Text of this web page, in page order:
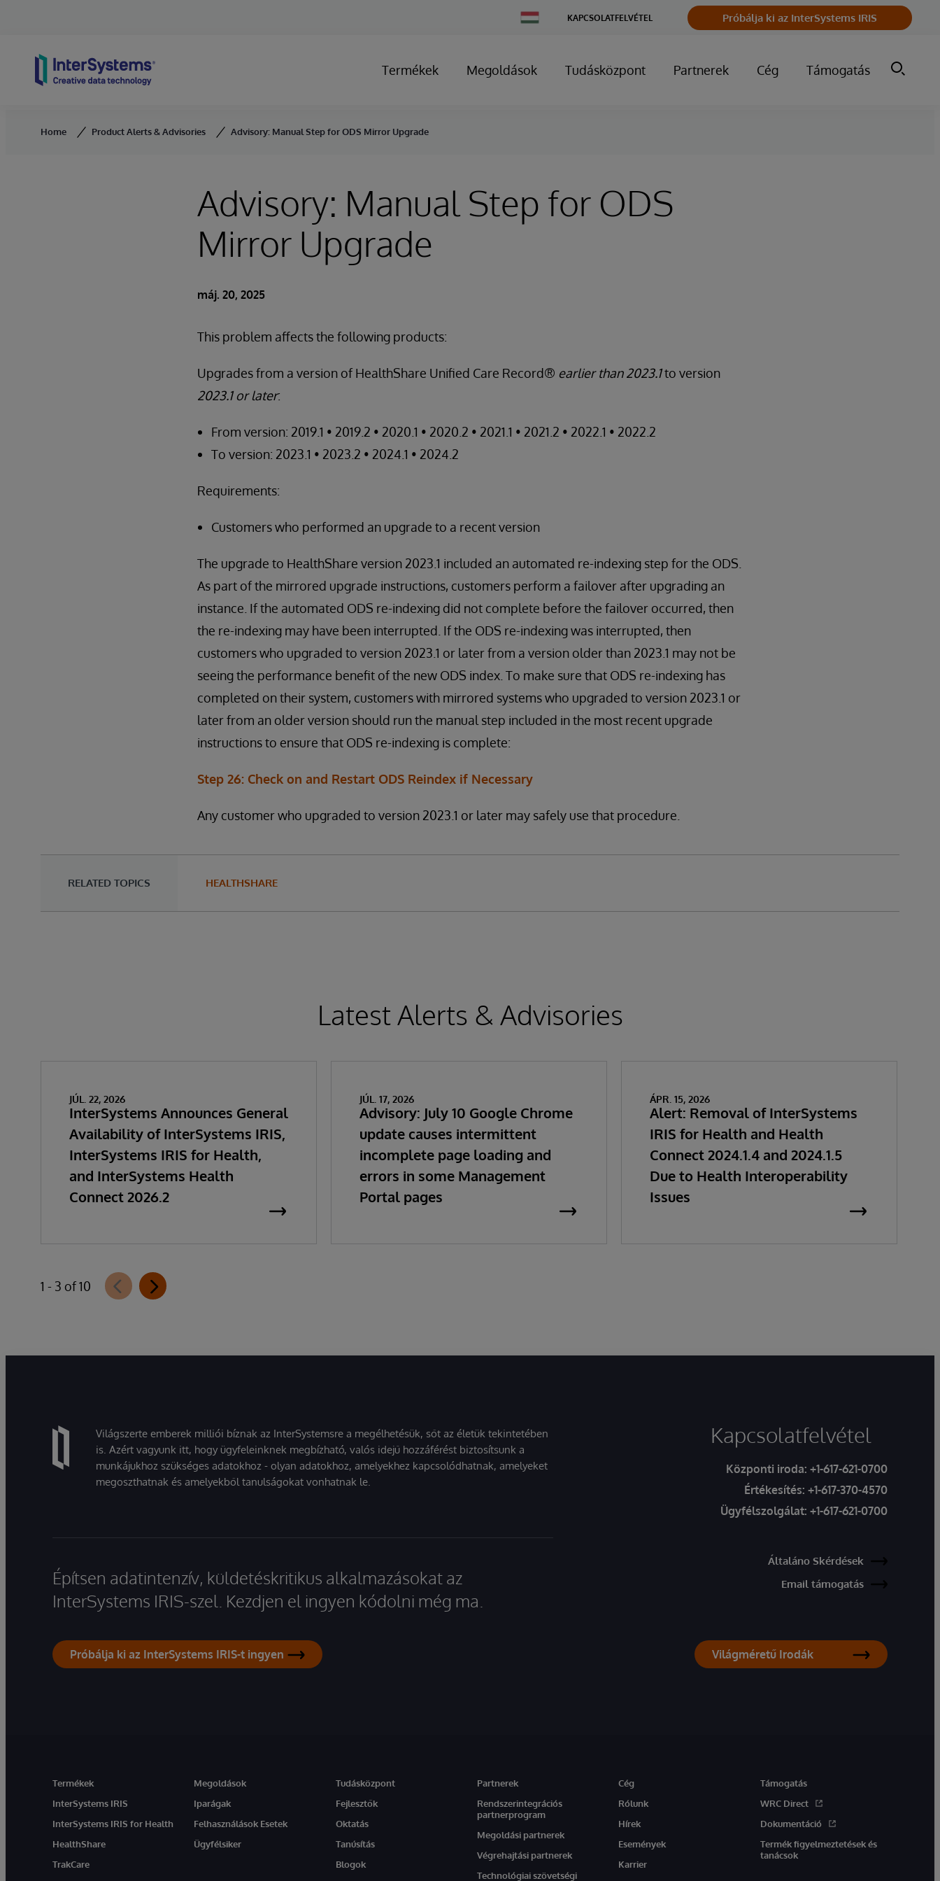
Change
Country
KAPCSOLATFELVÉTEL Próbálja ki az InterSystems IRIS
Termékek Megoldások Tudásközpont Partnerek Cég Támogatás
Home Product Alerts & Advisories Advisory: Manual Step for ODS Mirror Upgrade
Advisory: Manual Step for ODS
Mirror Upgrade
máj. 20, 2025
This problem affects the following products:
Upgrades from a version of HealthShare Unified Care Record® earlier than 2023.1to version
2023.1 or later:
From version: 2019.1 • 2019.2 • 2020.1 • 2020.2 • 2021.1 • 2021.2 • 2022.1 • 2022.2
To version: 2023.1 • 2023.2 • 2024.1 • 2024.2
Requirements:
Customers who performed an upgrade to a recent version
The upgrade to HealthShare version 2023.1 included an automated re-indexing step for the ODS.
As part of the mirrored upgrade instructions, customers perform a failover after upgrading an
instance. If the automated ODS re-indexing did not complete before the failover occurred, then
the re-indexing may have been interrupted. If the ODS re-indexing was interrupted, then
customers who upgraded to version 2023.1 or later from a version older than 2023.1 may not be
seeing the performance benefit of the new ODS index. To make sure that ODS re-indexing has
completed on their system, customers with mirrored systems who upgraded to version 2023.1 or
later from an older version should run the manual step included in the most recent upgrade
instructions to ensure that ODS re-indexing is complete:
Step 26: Check on and Restart ODS Reindex if Necessary
Any customer who upgraded to version 2023.1 or later may safely use that procedure.
RELATED TOPICS HEALTHSHARE
Latest Alerts & Advisories
JÚL. 22, 2026
InterSystems Announces General
Availability of InterSystems IRIS,
InterSystems IRIS for Health,
and InterSystems Health
Connect 2026.2
JÚL. 17, 2026
Advisory: July 10 Google Chrome
update causes intermittent
incomplete page loading and
errors in some Management
Portal pages
ÁPR. 15, 2026
Alert: Removal of InterSystems
IRIS for Health and Health
Connect 2024.1.4 and 2024.1.5
Due to Health Interoperability
Issues
1 - 3 of 10
Világszerte emberek milliói bíznak az InterSystemsre a megélhetésük, sőt az életük tekintetében
is. Azért vagyunk itt, hogy ügyfeleinknek megbízható, valós idejű hozzáférést biztosítsunk a
munkájukhoz szükséges adatokhoz - olyan adatokhoz, amelyekhez kapcsolódhatnak, amelyeket
megoszthatnak és amelyekből tanulságokat vonhatnak le.
Építsen adatintenzív, küldetéskritikus alkalmazásokat az
InterSystems IRIS-szel. Kezdjen el ingyen kódolni még ma.
Próbálja ki az InterSystems IRIS-t ingyen
Kapcsolatfelvétel
Központi iroda: +1-617-621-0700
Értékesítés: +1-617-370-4570
Ügyfélszolgálat: +1-617-621-0700
Általáno Skérdések
Email támogatás
Világméretű Irodák
Termékek
InterSystems IRIS
InterSystems IRIS for Health
HealthShare
TrakCare
Megoldások
Iparágak
Felhasználások Esetek
Ügyfélsiker
Tudásközpont
Fejlesztők
Oktatás
Tanúsítás
Blogok
Partnerek
Rendszerintegrációs
partnerprogram
Megoldási partnerek
Végrehajtási partnerek
Technológiai szövetségi
Cég
Rólunk
Hírek
Események
Karrier
Támogatás
WRC Direct
Dokumentáció
Termék figyelmeztetések és
tanácsok